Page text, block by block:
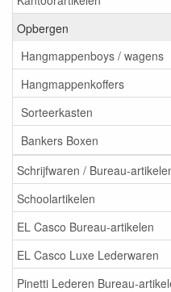
Opbergen
Hangmappenboys / wagens
Hangmappenkoffers
Sorteerkasten
Bankers Boxen
Schrijfwaren / Bureau-
Schoolartikelen
EL Casco Bureau-artikelen
EL Casco Luxe Lederwaren
Pinetti Lederen Bureau-